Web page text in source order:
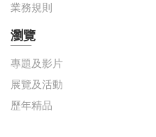
業務規則
瀏覽
專題及影片
展覽及活動
歷年精品